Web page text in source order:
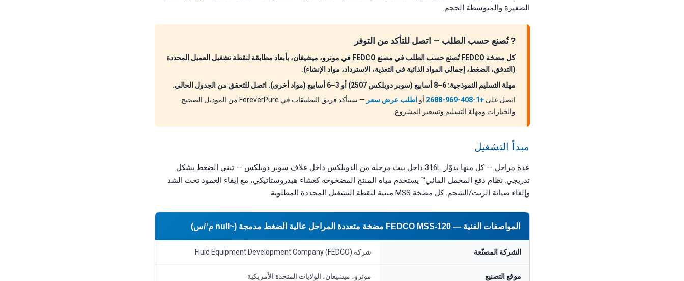
الصغيرة والمتوسطة الحجم.
? تُصنع حسب الطلب — اتصل للتأكد من التوفر
كل مضخة FEDCO تُصنع حسب الطلب في مصنع FEDCO في مونرو، ميشيغان، بأبعاد مطابقة لنقطة تشغيل العميل المحددة
(التدفق، الضغط، إجمالي المواد الذائبة في التغذية، الاسترداد، مواد الإنشاء).
مهلة التسليم النموذجية: 6–8 أسابيع (سوبر دوبلكس 2507) أو 3–6 أسابيع (مواد أخرى). اتصل للتحقق من الجدول الحالي.
اتصل على+1-408-969-2688 أو اطلب عرض سعر
— سيتأكد فريق التطبيقات في ForeverPure من الموديل الصحيح
والخيارات ومهلة التسليم وتسعير المشروع.
مبدأ التشغيل
عدة مراحل — كل منها بدوّار 316L داخل بيت مرحلة من الدوبلكس داخل غلاف سوبر دوبلكس — تبني الضغط بشكل
تدريجي. نظام دفع المحمل المائي™ يستخدم مياه المنتج المضخوخة كغشاء هيدروستاتيكي، مع إبقاء العمود تحت الشد
وإلغاء صيانة الزيت/الشحم. كل مضخة MSS مبنية لنقطة التشغيل المحددة المطلوبة.
المواصفات الفنية — FEDCO MSS-120 مضخة متعددة المراحل عالية الضغط مدمجة (~null م³/س)
الشركة المصنّعة شركة Fluid Equipment Development Company (FEDCO)
موقع التصنيع مونرو، ميشيغان، الولايات المتحدة الأمريكية